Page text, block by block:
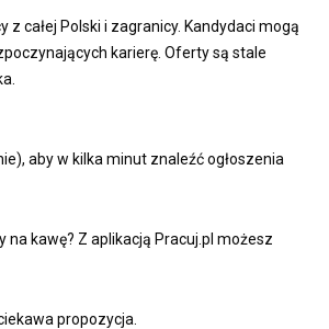
całej Polski i zagranicy. Kandydaci mogą
karierę. Oferty są stale
aby w kilka minut znaleźć ogłoszenia
kawę? Z aplikacją Pracuj.pl możesz
propozycja.